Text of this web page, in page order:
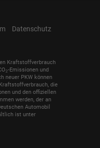
Datenschutz
Kraftstoffverbrauch
2-Emissionen und
neuer PKW können
die
und den offiziellen
werden, der an
Automobil
ist unter